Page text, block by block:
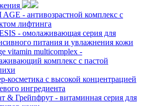
- антивозрастной комплекс с
лифтинга
- омолаживающая серия для
питания и увлажнения кожи
vitamin multicomplex -
комплекс с пастой
косметика с высокой концентрацией
ингредиента
& Грейпфрут - витаминная серия для